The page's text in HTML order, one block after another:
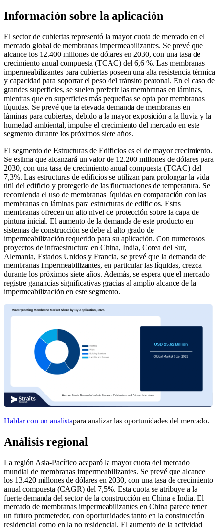
Información sobre la aplicación
El sector de cubiertas representó la mayor cuota de mercado en el
mercado global de membranas impermeabilizantes. Se prevé que
alcance los 12.400 millones de dólares en 2030, con una tasa de
crecimiento anual compuesta (TCAC) del 6,6 %. Las membranas
impermeabilizantes para cubiertas poseen una alta resistencia térmica
y capacidad para soportar el peso del tránsito peatonal. En el caso de
grandes superficies, se suelen preferir las membranas en láminas,
mientras que en superficies más pequeñas se opta por membranas
líquidas. Se prevé que la elevada demanda de membranas en
láminas para cubiertas, debido a la mayor exposición a la lluvia y la
humedad ambiental, impulse el crecimiento del mercado en este
segmento durante los próximos siete años.
El segmento de Estructuras de Edificios es el de mayor crecimiento.
Se estima que alcanzará un valor de 12.200 millones de dólares para
2030, con una tasa de crecimiento anual compuesta (TCAC) del
7,3%. Las estructuras de edificios se utilizan para prolongar la vida
útil del edificio y protegerlo de las fluctuaciones de temperatura. Se
recomienda el uso de membranas líquidas en comparación con las
membranas en láminas para estructuras de edificios. Estas
membranas ofrecen un alto nivel de protección sobre la capa de
pintura inicial. El aumento de la demanda de este producto en
sistemas de construcción se debe al alto grado de
impermeabilización requerido para su aplicación. Con numerosos
proyectos de infraestructura en China, India, Corea del Sur,
Alemania, Estados Unidos y Francia, se prevé que la demanda de
membranas impermeabilizantes, en particular las líquidas, crezca
durante los próximos siete años. Además, se espera que el mercado
registre ganancias significativas gracias al amplio alcance de la
impermeabilización en este segmento.
Hablar con un analistapara analizar las oportunidades del mercado.
Análisis regional
La región Asia-Pacífico acaparó la mayor cuota del mercado
mundial de membranas impermeabilizantes. Se prevé que alcance
los 13.420 millones de dólares en 2030, con una tasa de crecimiento
anual compuesta (CAGR) del 7,5%. Esta cuota se atribuye a la
fuerte demanda del sector de la construcción en China e India. El
mercado de membranas impermeabilizantes en China parece tener
un futuro prometedor, con oportunidades tanto en la construcción
residencial como en la no residencial. El aumento de la actividad